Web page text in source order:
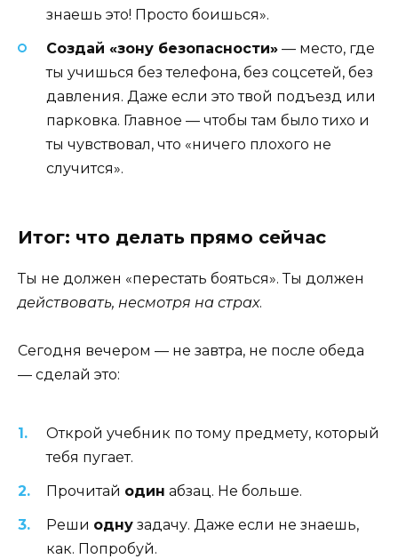
знаешь это! Просто боишься».
Создай «зону безопасности» — место, где
ты учишься без телефона, без соцсетей, без
давления. Даже если это твой подъезд или
парковка. Главное — чтобы там было тихо и
ты чувствовал, что «ничего плохого не
случится».
Итог: что делать прямо сейчас
Ты не должен «перестать бояться». Ты должен
действовать, несмотря на страх.
Сегодня вечером — не завтра, не после обеда
— сделай это:
Открой учебник по тому предмету, который
тебя пугает.
Прочитай один абзац. Не больше.
Реши одну задачу. Даже если не знаешь,
как. Попробуй.